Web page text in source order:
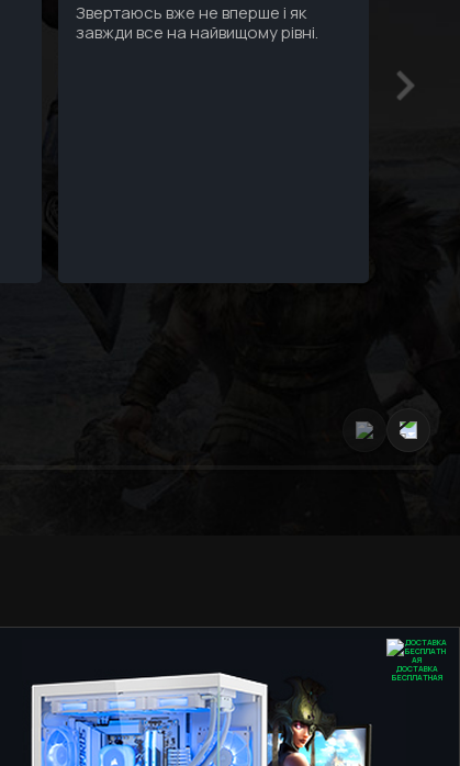
Звертаюсь вже не вперше і як
завжди все на найвищому рівні.
ДОСТАВКА
БЕСПЛАТНАЯ